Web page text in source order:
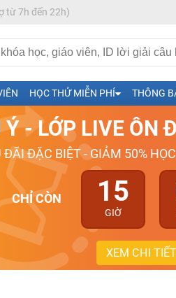
từ 7h đến 22h)
HỌC THỬ MIỄN PHÍ THÔNG
Ý - LỚP LIVE ÔN
ĐÃI ĐẶC BIỆT - GIẢM 50%
CHỈ CÒN 15
GIỜ
XEM CHI TIẾT
Sử-Địa cùng Thầy Cô giỏi, nổi tiếng
2027